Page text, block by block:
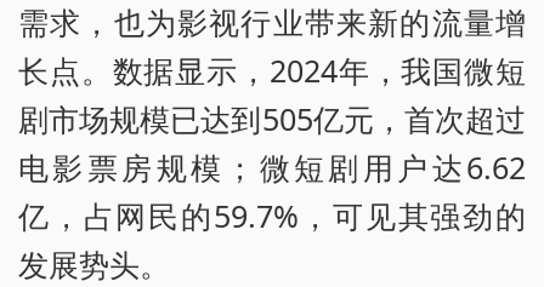
需求，也为影视行业带来新的流量增
长点。数据显示，2024年，我国微短
剧市场规模已达到505亿元，首次超过
电影票房规模；微短剧用户达6.62
亿，占网民的59.7%，可见其强劲的
发展势头。